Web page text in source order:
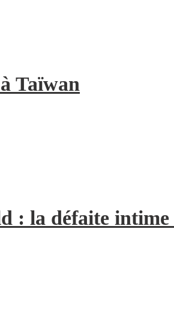
Taïwan
: la défaite intime